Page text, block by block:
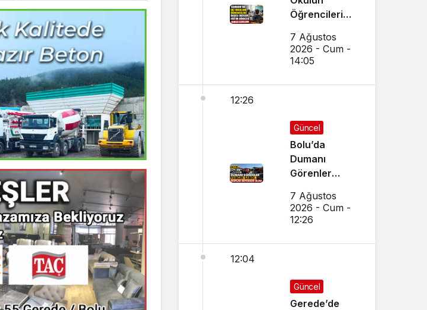
Öğrencileri
Eğitim
Görecek
7 Ağustos
2026 - Cum -
14:05
12:26
Güncel
Bolu’da
Dumanı
Görenler
Ekipler
Seferber Oldu
7 Ağustos
2026 - Cum -
12:26
12:04
Güncel
Gerede’de